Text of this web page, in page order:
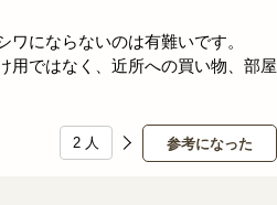
にならないのは有難いです。
用ではなく、近所への買い物、部屋
参考になった
2 人